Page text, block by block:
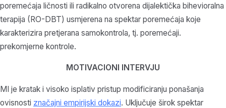
poremećaja ličnosti ili radikalno otvorena dijalektička bihevioralna
terapija (RO-DBT) usmjerena na spektar poremećaja koje
karakterizira pretjerana samokontrola, tj. poremećaji.
prekomjerne kontrole.
MOTIVACIONI INTERVJU
MI je kratak i visoko isplativ pristup modificiranju ponašanja
ovisnosti značajni empirijski dokazi. Uključuje širok spektar